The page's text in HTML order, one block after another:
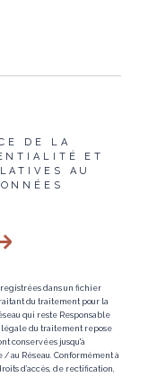
DE LA
ET
AU
dans un fichier
du traitement pour la
qui reste Responsable
légale du traitement repose
conservées jusqu'à
au Réseau. Conformément à
d’accès, de rectification,